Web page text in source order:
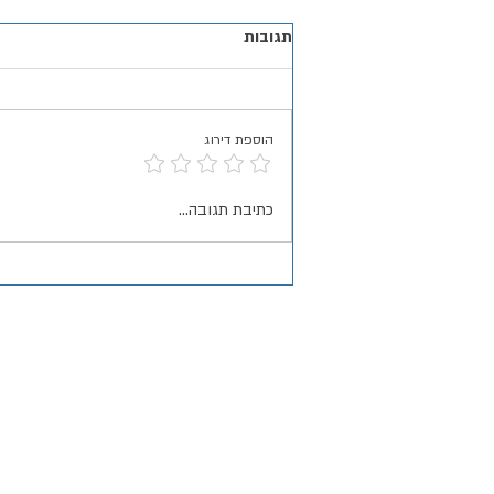
מדוע החרדה גוברת דווקא כשהכול
מסתדר?
תגובות
הוספת דירוג
כתיבת תגובה...